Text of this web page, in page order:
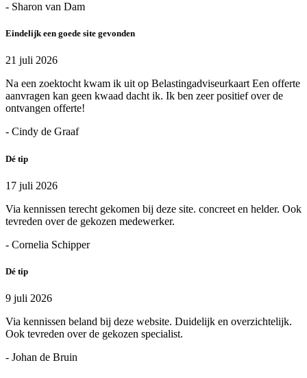
- Sharon van Dam
Eindelijk een goede site gevonden
21 juli 2026
Na een zoektocht kwam ik uit op Belastingadviseurkaart Een offerte
aanvragen kan geen kwaad dacht ik. Ik ben zeer positief over de
ontvangen offerte!
- Cindy de Graaf
Dé tip
17 juli 2026
Via kennissen terecht gekomen bij deze site. concreet en helder. Ook
tevreden over de gekozen medewerker.
- Cornelia Schipper
Dé tip
9 juli 2026
Via kennissen beland bij deze website. Duidelijk en overzichtelijk.
Ook tevreden over de gekozen specialist.
- Johan de Bruin